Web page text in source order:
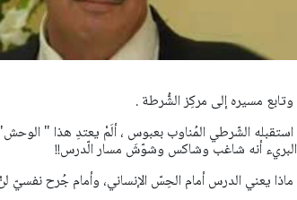
وتابع مسيره إلى مركِز الشُّرطة .
استقبله الشّرطي المُناوب بعبوس ، ألَمْ يعتدِ هذا "
البريء أنه شاغب وشاكس وشوّشَ مسار الّدرس!!
ماذا يعني الدرس أمام الحِسّ الإنساني، وأمام جُرح نفسيّ